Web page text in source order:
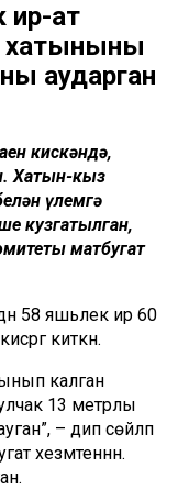
ир-ат
хатынының
аударган
кискәндә,
Хатын-кыз
үлемгә
кузгатылган,
матбугат
58 яшьлек ир 60
киткән.
калган
13 метрлы
– дип сөйләп
хезмәтеннән.